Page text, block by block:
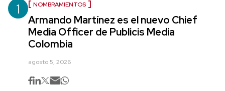
1 NOMBRAMIENTOS
Armando Martínez es el nuevo Chief
Media Officer de Publicis Media
Colombia
agosto 5, 2026